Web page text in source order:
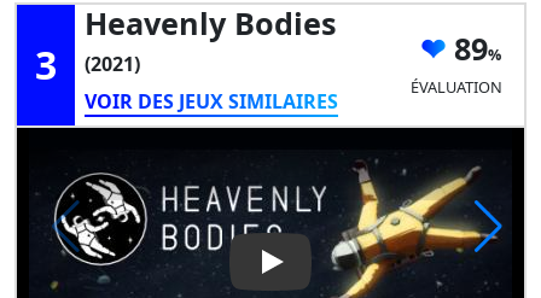
3
Heavenly Bodies
(2021)
VOIR DES JEUX SIMILAIRES
89
ÉVALUATION
Play Video: Heavenly Bodies